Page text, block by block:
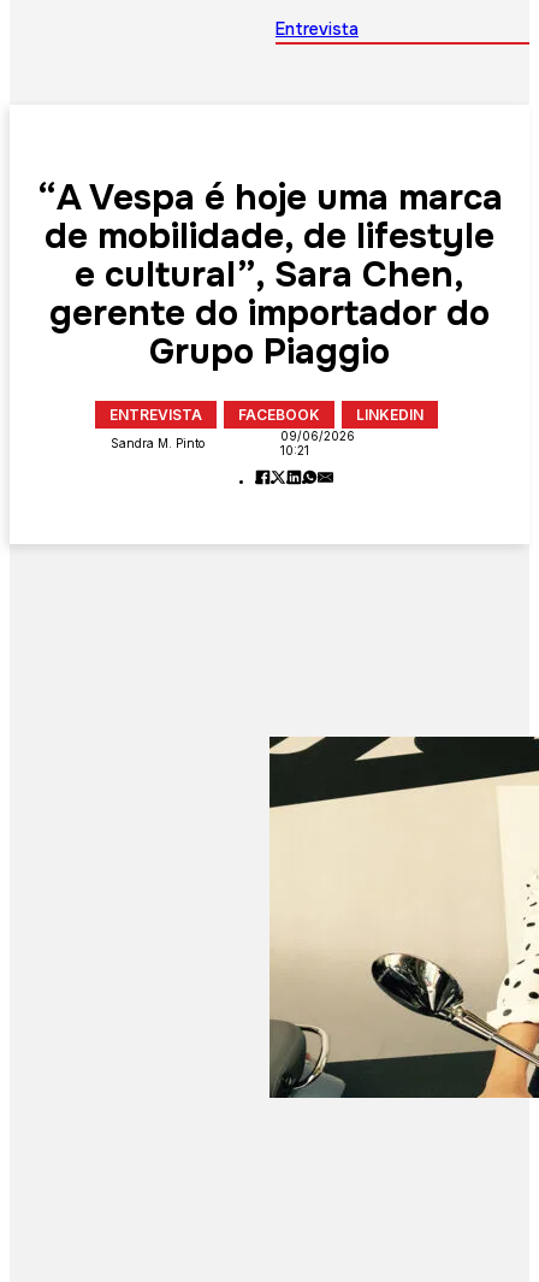
Entrevista
“A Vespa é hoje uma marca
de mobilidade, de lifestyle
e cultural”, Sara Chen,
gerente do importador do
Grupo Piaggio
ENTREVISTA FACEBOOK LINKEDIN
Sandra M. Pinto
09/06/2026
10:21